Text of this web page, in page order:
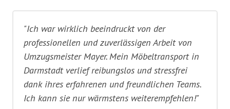
"Ich war wirklich beeindruckt von der
professionellen und zuverlässigen Arbeit von
Umzugsmeister Mayer. Mein Möbeltransport in
Darmstadt verlief reibungslos und stressfrei
dank ihres erfahrenen und freundlichen Teams.
Ich kann sie nur wärmstens weiterempfehlen!"